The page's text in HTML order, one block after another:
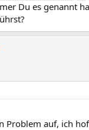
Du es genannt
Problem auf, ich